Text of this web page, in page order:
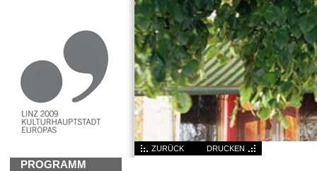
ZURÜCK DRUCKEN
PROGRAMM